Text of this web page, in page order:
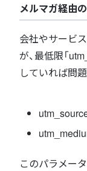
メルマガ経由
会社やサービ
が、最低限「
していれば問
このパラメー